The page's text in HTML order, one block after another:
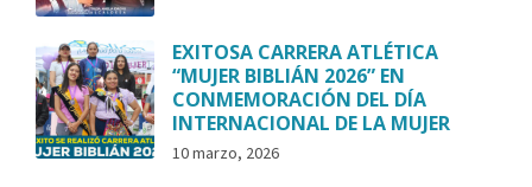
EXITOSA CARRERA ATLÉTICA
“MUJER BIBLIÁN 2026” EN
CONMEMORACIÓN DEL DÍA
INTERNACIONAL DE LA MUJER
10 marzo, 2026